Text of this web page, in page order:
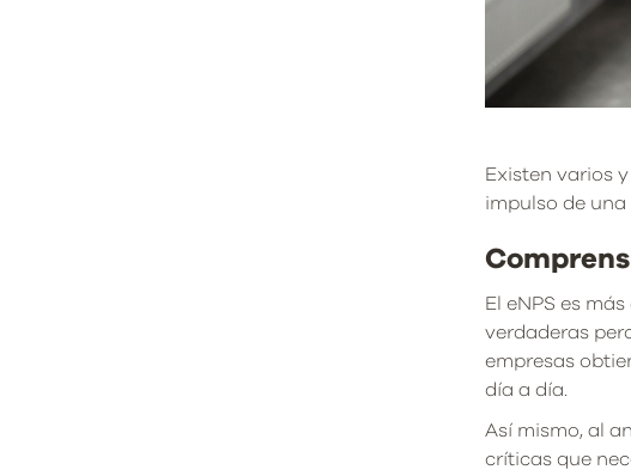
Existen varios
impulso de
El eNPS es
verdaderas
empresas
día a día.
Así mismo, al
críticas que